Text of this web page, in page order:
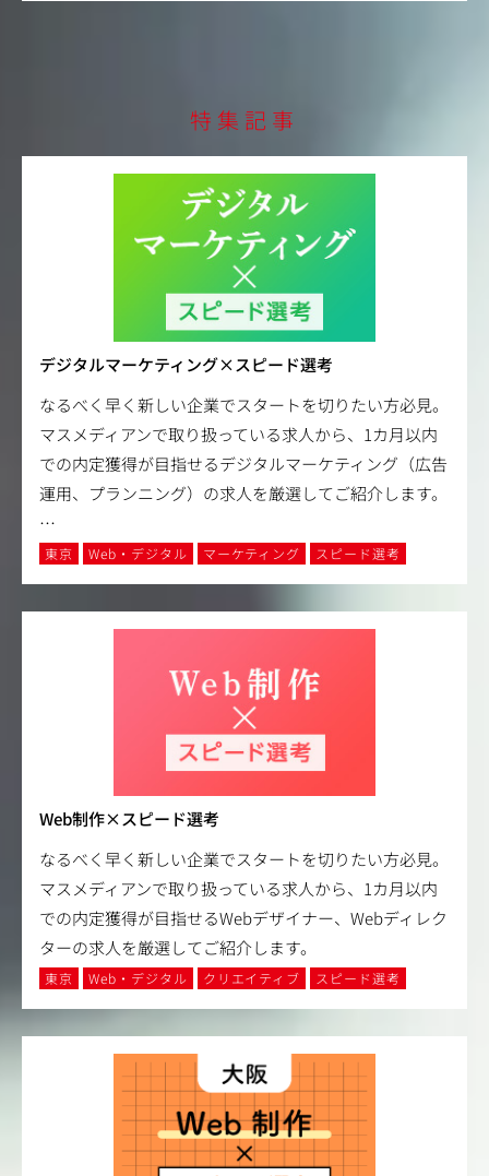
特集記事
デジタルマーケティング×スピード選考
なるべく早く新しい企業でスタートを切りたい方必見。
マスメディアンで取り扱っている求人から、1カ月以内
での内定獲得が目指せるデジタルマーケティング（広告
運用、プランニング）の求人を厳選してご紹介します。
…
東京 Web・デジタル マーケティング スピード選考
Web制作×スピード選考
なるべく早く新しい企業でスタートを切りたい方必見。
マスメディアンで取り扱っている求人から、1カ月以内
での内定獲得が目指せるWebデザイナー、Webディレク
ターの求人を厳選してご紹介します。
東京 Web・デジタル クリエイティブ スピード選考